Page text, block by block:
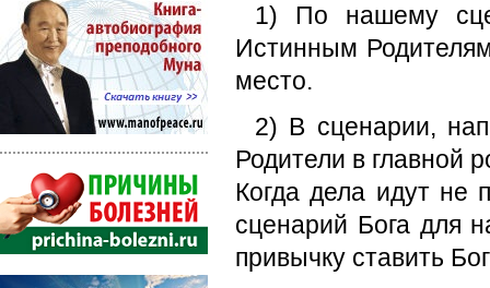
1) По нашему
Истинным
место.
2) В сценарии,
Родители в главной
Когда дела идут не
сценарий Бога для
привычку ставить